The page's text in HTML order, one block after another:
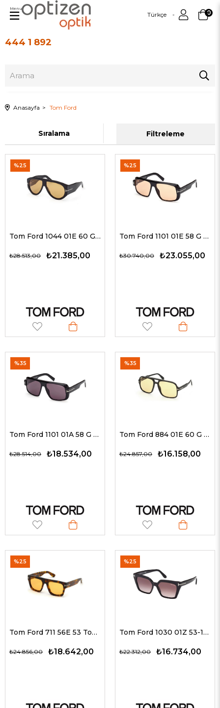
444 1 892
Türkçe 0
Menu
Anasayfa Tom Ford
Filtreleme
Sıralama
Tom Ford 1044 01E 60 G Unisex Güneş Gözlükleri
₺21.385,00
₺28.513,00
%25
Tom Ford 1101 01E 58 G Unisex Güneş Gözlükleri
₺23.055,00
₺30.740,00
%25
Tom Ford 1101 01A 58 G Unisex Güneş Gözlükleri
₺18.534,00
₺28.514,00
%35
Tom Ford 884 01E 60 G Unisex Güneş Gözlükleri
₺16.158,00
₺24.857,00
%35
Tom Ford 711 56E 53 Tom Ford Güneş Gözlüğü
₺18.642,00
₺24.856,00
%25
Tom Ford 1030 01Z 53-15 Kadın Güneş Gözlükleri
₺16.734,00
₺22.312,00
%25